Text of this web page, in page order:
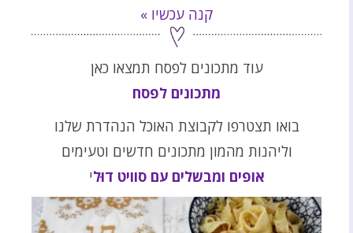
קנה עכשיו »
עוד מתכונים לפסח תמצאו כאן
מתכונים לפסח
בואו תצטרפו לקבוצת האוכל הנהדרת שלנו
וליהנות מהמון מתכונים חדשים וטעימים
אופים ומבשלים עם סוויט דוּלי